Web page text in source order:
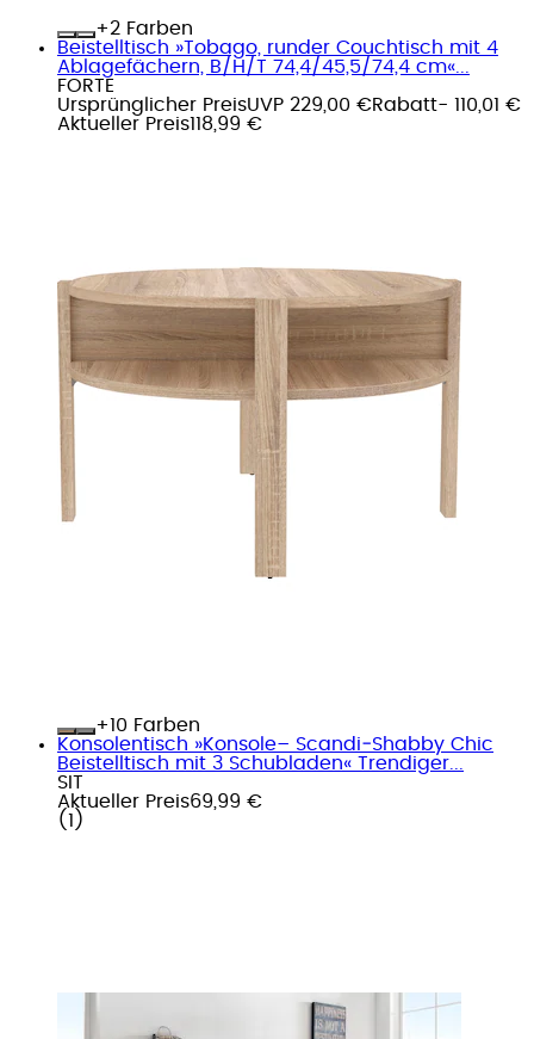
+
Farben
Beistelltisch »Tobago, runder Couchtisch mit 4
Ablagefächern, B/H/T 74,4/45,5/74,4 cm«...
FORTE
Ursprünglicher PreisUVP 229,00 €Rabatt- 110,01 €
Aktueller Preis118,99 €
+
Farben
Konsolentisch »Konsole– Scandi‑Shabby Chic
Beistelltisch mit 3 Schubladen« Trendiger...
SIT
Aktueller Preis69,99 €
( 1 )